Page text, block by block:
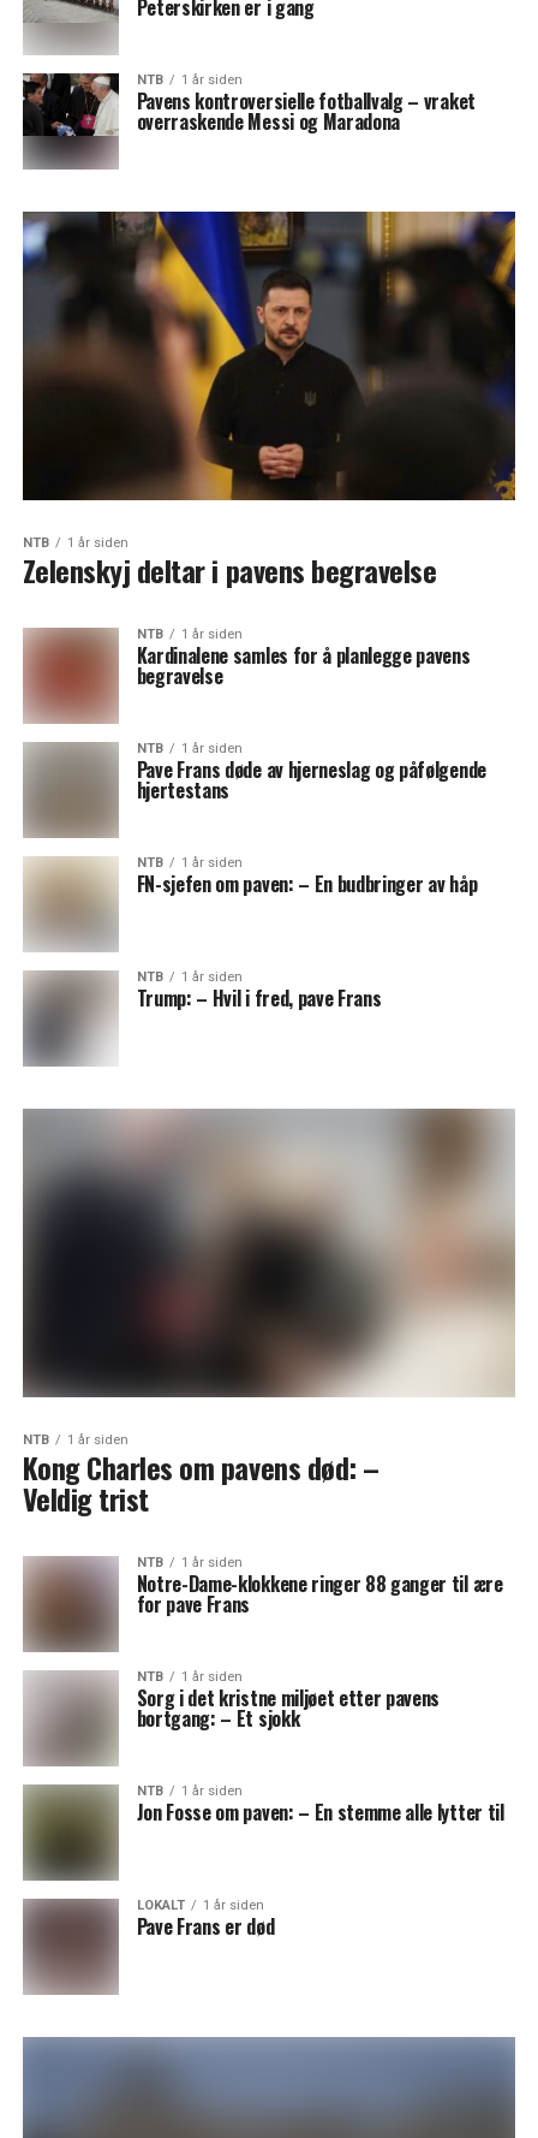
Peterskirken er i gang
NTB 1 år siden
Pavens kontroversielle fotballvalg – vraket
overraskende Messi og Maradona
NTB 1 år siden
Zelenskyj deltar i pavens begravelse
NTB 1 år siden
Kardinalene samles for å planlegge pavens
begravelse
NTB 1 år siden
Pave Frans døde av hjerneslag og påfølgende
hjertestans
NTB 1 år siden
FN-sjefen om paven: – En budbringer av håp
NTB 1 år siden
Trump: – Hvil i fred, pave Frans
NTB 1 år siden
Kong Charles om pavens død: –
Veldig trist
NTB 1 år siden
Notre-Dame-klokkene ringer 88 ganger til ære
for pave Frans
NTB 1 år siden
Sorg i det kristne miljøet etter pavens
bortgang: – Et sjokk
NTB 1 år siden
Jon Fosse om paven: – En stemme alle lytter til
LOKALT 1 år siden
Pave Frans er død